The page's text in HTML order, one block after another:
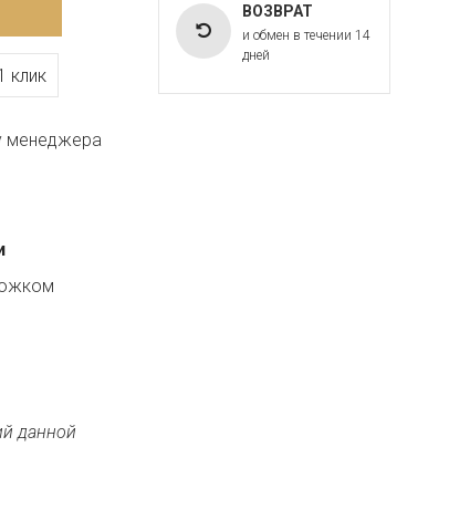
клик
менеджера
данной
ВОЗВРАТ
и обмен в течении 14
дней